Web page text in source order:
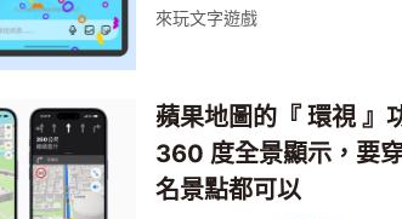
來玩文字遊戲
蘋果地圖的『 環視 』
360 度全景顯示，要
名景點都可以